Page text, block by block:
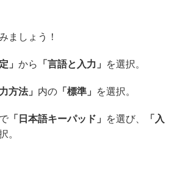
ましょう！
」 から 「言語と入力」 を選択。
方法」 内の 「標準」 を選択。
「日本語キーパッド」 を選び、
「入
。